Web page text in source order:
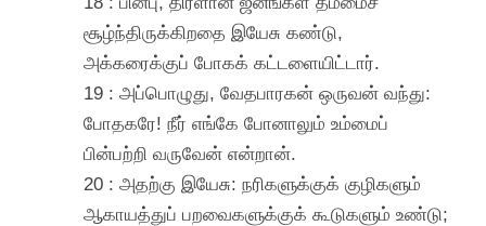
சூழ்ந்திருக்கிறதை இயேசு கண்டு,
அக்கரைக்குப் போகக் கட்டளையிட்டார்.
19 : அப்பொழுது, வேதபாரகன் ஒருவன் வந்து:
போதகரே! நீர் எங்கே போனாலும் உம்மைப்
பின்பற்றி வருவேன் என்றான்.
20 : அதற்கு இயேசு: நரிகளுக்குக் குழிகளும்
ஆகாயத்துப் பறவைகளுக்குக் கூடுகளும் உண்டு;